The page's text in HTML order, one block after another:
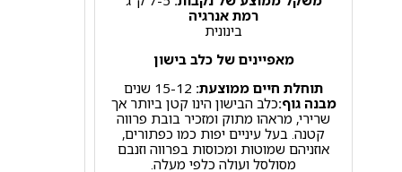
רמת אנרגיה
בינונית
מאפיינים של כלב בישון
תוחלת חיים ממוצעת: 15-12 שנים
מבנה גוף:כלב הבישון הינו קטן ביותר אך
שרירי, מראהו מתוק ומזכיר בובת פרווה
קטנה. בעל עיניים יפות כמו כפתורים,
אוזניהם שמוטות ומכוסות בפרווה וזנבם
מסולסל ועולה כלפי מעלה.